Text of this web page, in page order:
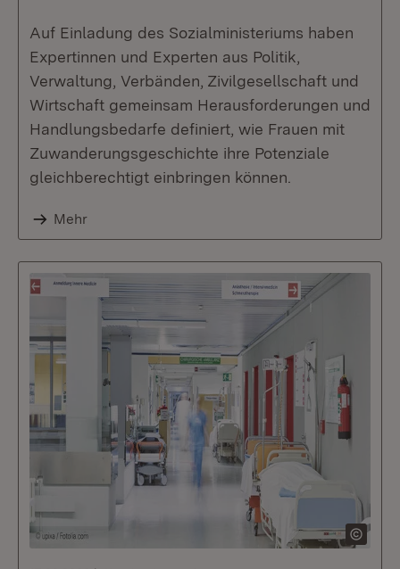
Auf Einladung des Sozialministeriums haben
Expertinnen und Experten aus Politik,
Verwaltung, Verbänden, Zivilgesellschaft und
Wirtschaft gemeinsam Herausforderungen und
Handlungsbedarfe definiert, wie Frauen mit
Zuwanderungsgeschichte ihre Potenziale
gleichberechtigt einbringen können.
Mehr